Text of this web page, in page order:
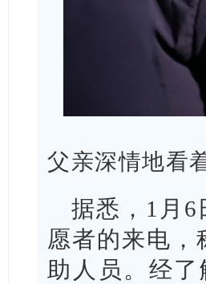
父亲深情地看
据悉，1月6
愿者的来电，
助人员。经